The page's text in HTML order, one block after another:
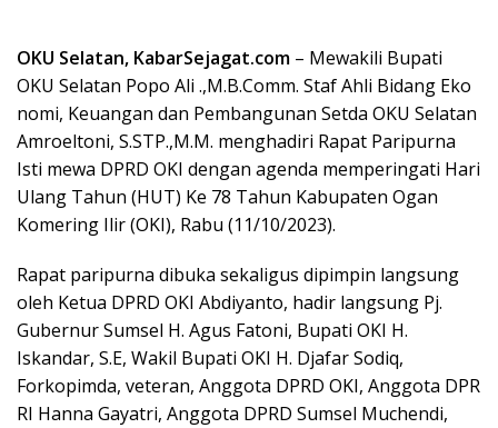
OKU Selatan, KabarSejagat.com – Mewakili Bupati
OKU Selatan Popo Ali .,M.B.Comm. Staf Ahli Bidang Eko
nomi, Keuangan dan Pembangunan Setda OKU Selatan
Amroeltoni, S.STP.,M.M. menghadiri Rapat Paripurna
Isti mewa DPRD OKI dengan agenda memperingati Hari
Ulang Tahun (HUT) Ke 78 Tahun Kabupaten Ogan
Komering Ilir (OKI), Rabu (11/10/2023).
Rapat paripurna dibuka sekaligus dipimpin langsung
oleh Ketua DPRD OKI Abdiyanto, hadir langsung Pj.
Gubernur Sumsel H. Agus Fatoni, Bupati OKI H.
Iskandar, S.E, Wakil Bupati OKI H. Djafar Sodiq,
Forkopimda, veteran, Anggota DPRD OKI, Anggota DPR
RI Hanna Gayatri, Anggota DPRD Sumsel Muchendi,